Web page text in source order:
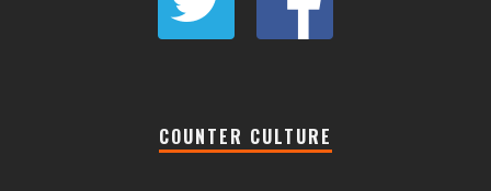
COUNTER CULTURE